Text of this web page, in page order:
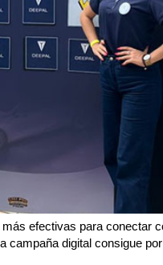
efectivas para conectar
digital consigue